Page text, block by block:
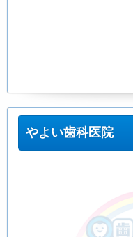
やよい歯科医院